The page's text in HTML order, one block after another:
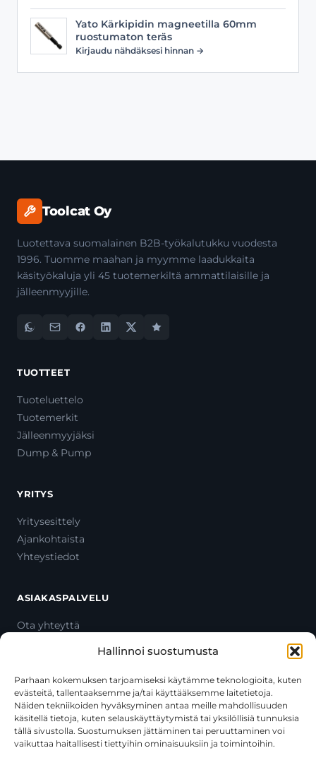
Hallinnoi suostumusta
Parhaan kokemuksen tarjoamiseksi käytämme teknologioita, kuten
evästeitä, tallentaaksemme ja/tai käyttääksemme laitetietoja.
Näiden tekniikoiden hyväksyminen antaa meille mahdollisuuden
käsitellä tietoja, kuten selauskäyttäytymistä tai yksilöllisiä tunnuksia
tällä sivustolla. Suostumuksen jättäminen tai peruuttaminen voi
vaikuttaa haitallisesti tiettyihin ominaisuuksiin ja toimintoihin.
Yato Kärkipidin magneetilla 60mm
ruostumaton teräs
Kirjaudu nähdäksesi hinnan →
Toolcat Oy
Luotettava suomalainen B2B-työkalutukku vuodesta
1996. Tuomme maahan ja myymme laadukkaita
käsityökaluja yli 45 tuotemerkiltä ammattilaisille ja
jälleenmyyjille.
TUOTTEET
Tuoteluettelo
Tuotemerkit
Jälleenmyyjäksi
Dump & Pump
YRITYS
Yritysesittely
Ajankohtaista
Yhteystiedot
ASIAKASPALVELU
Ota yhteyttä
Toimitustavat
Usein kysytyt kysymykset
+358 44 270 3795
asiakaspalvelu@toolcat.fi